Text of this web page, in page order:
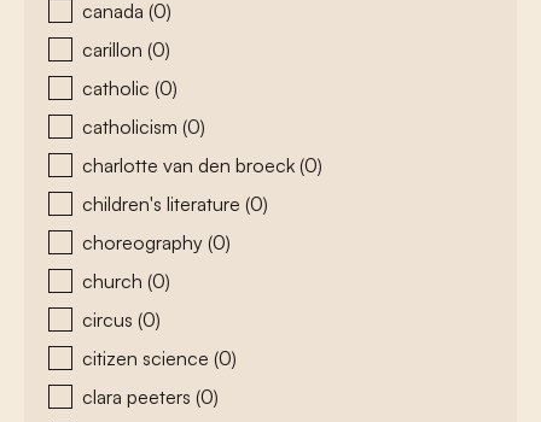
canada (0)
carillon (0)
catholic (0)
catholicism (0)
charlotte van den broeck (0)
children's literature (0)
choreography (0)
church (0)
circus (0)
citizen science (0)
clara peeters (0)